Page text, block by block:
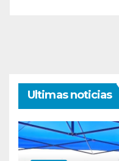
Ultimas noticias